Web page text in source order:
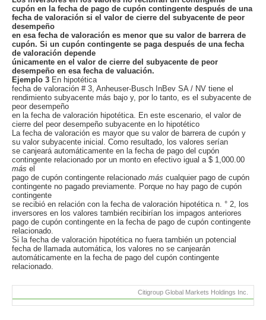
cupón en la fecha de pago de cupón contingente después de una
fecha de valoración si el valor de cierre del subyacente de peor
desempeño
en esa fecha de valoración es menor que su valor de barrera de
cupón. Si un cupón contingente se paga después de una fecha
de valoración depende
únicamente en el valor de cierre del subyacente de peor
desempeño en esa fecha de valuación.
Ejemplo 3 En hipotética
fecha de valoración # 3, Anheuser-Busch InBev SA / NV tiene el
rendimiento subyacente más bajo y, por lo tanto, es el subyacente de
peor desempeño
en la fecha de valoración hipotética. En este escenario, el valor de
cierre del peor desempeño subyacente en lo hipotético
La fecha de valoración es mayor que su valor de barrera de cupón y
su valor subyacente inicial. Como resultado, los valores serían
se canjeará automáticamente en la fecha de pago del cupón
contingente relacionado por un monto en efectivo igual a $ 1,000.00
más el
pago de cupón contingente relacionado más cualquier pago de cupón
contingente no pagado previamente. Porque no hay pago de cupón
contingente
se recibió en relación con la fecha de valoración hipotética n. ° 2, los
inversores en los valores también recibirían los impagos anteriores
pago de cupón contingente en la fecha de pago de cupón contingente
relacionado.
Si la fecha de valoración hipotética no fuera también un potencial
fecha de llamada automática, los valores no se canjearán
automáticamente en la fecha de pago del cupón contingente
relacionado.
Citigroup Global Markets Holdings Inc.